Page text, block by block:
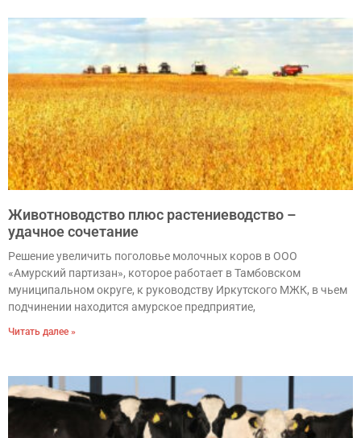
Животноводство плюс растениеводство –
удачное сочетание
Решение увеличить поголовье молочных коров в ООО
«Амурский партизан», которое работает в Тамбовском
муниципальном округе, к руководству Иркутского МЖК, в чьем
подчинении находится амурское предприятие,
Читать далее »